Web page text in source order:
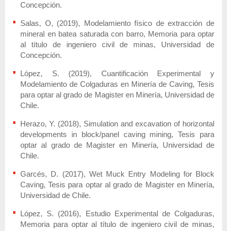
Concepción.
Salas, O, (2019), Modelamiento físico de extracción de
mineral en batea saturada con barro, Memoria para optar
al título de ingeniero civil de minas, Universidad de
Concepción.
López, S. (2019), Cuantificación Experimental y
Modelamiento de Colgaduras en Minería de Caving, Tesis
para optar al grado de Magister en Minería, Universidad de
Chile.
Herazo, Y. (2018), Simulation and excavation of horizontal
developments in block/panel caving mining, Tesis para
optar al grado de Magister en Minería, Universidad de
Chile.
Garcés, D. (2017), Wet Muck Entry Modeling for Block
Caving, Tesis para optar al grado de Magister en Minería,
Universidad de Chile.
López, S. (2016), Estudio Experimental de Colgaduras,
Memoria para optar al título de ingeniero civil de minas,